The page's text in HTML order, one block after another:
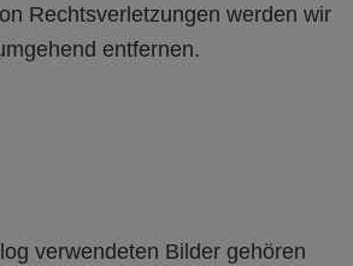
Rechtsverletzungen werden wir
entfernen.
verwendeten Bilder gehören